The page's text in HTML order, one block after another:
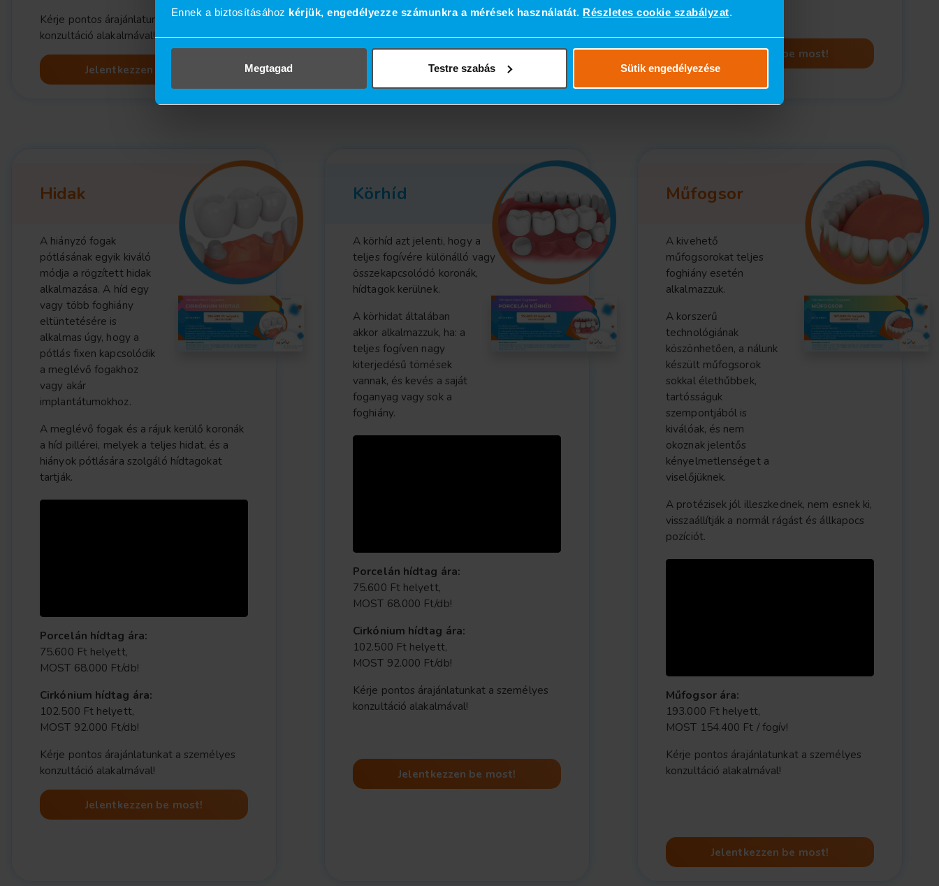
Ennek a biztosításához kérjük, engedélyezze számunkra a mérések használatát. Részletes cookie szabályzat.
Megtagad Testre szabás Sütik engedélyezése
Kérje pontos árajánlatunkat a személyes
konzultáció alakalmával!
Jelentkezzen be most!
Kérje pontos árajánlatunkat a személyes
konzultáció alakalmával!
Jelentkezzen be most!
Jelentkezzen be most!
Hidak
A hiányzó fogak
pótlásának egyik kiváló
módja a rögzített hidak
alkalmazása. A híd egy
vagy több foghiány
eltüntetésére is
alkalmas úgy, hogy a
pótlás fixen kapcsolódik
a meglévő fogakhoz
vagy akár
implantátumokhoz.
A meglévő fogak és a rájuk kerülő koronák
a híd pillérei, melyek a teljes hidat, és a
hiányok pótlására szolgáló hídtagokat
tartják.
Porcelán hídtag ára:
75.600 Ft helyett,
MOST 68.000 Ft/db!
Cirkónium hídtag ára:
102.500 Ft helyett,
MOST 92.000 Ft/db!
Kérje pontos árajánlatunkat a személyes
konzultáció alakalmával!
Jelentkezzen be most!
Körhíd
A körhíd azt jelenti, hogy a
teljes fogívére különálló vagy
összekapcsolódó koronák,
hídtagok kerülnek.
A körhidat általában
akkor alkalmazzuk, ha: a
teljes fogíven nagy
kiterjedésű tömések
vannak, és kevés a saját
foganyag vagy sok a
foghiány.
Porcelán hídtag ára:
75.600 Ft helyett,
MOST 68.000 Ft/db!
Cirkónium hídtag ára:
102.500 Ft helyett,
MOST 92.000 Ft/db!
Kérje pontos árajánlatunkat a személyes
konzultáció alakalmával!
Jelentkezzen be most!
Műfogsor
A kivehető
műfogsorokat teljes
foghiány esetén
alkalmazzuk.
A korszerű
technológiának
köszönhetően, a nálunk
készült műfogsorok
sokkal élethűbbek,
tartósságuk
szempontjából is
kiválóak, és nem
okoznak jelentős
kényelmetlenséget a
viselőjüknek.
A protézisek jól illeszkednek, nem esnek ki,
visszaállítják a normál rágást és állkapocs
pozíciót.
Műfogsor ára:
193.000 Ft helyett,
MOST 154.400 Ft / fogív!
Kérje pontos árajánlatunkat a személyes
konzultáció alakalmával!
Jelentkezzen be most!